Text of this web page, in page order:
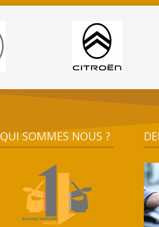
QUI SOMMES NOUS ?